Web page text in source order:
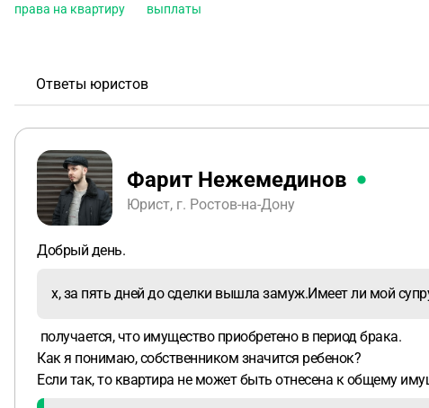
права на квартиру выплаты
Ответы юристов
Фарит Нежемединов
Юрист, г. Ростов-на-Дону
Добрый день.
х, за пять дней до сделки вышла замуж.Имеет ли мой
получается, что имущество приобретено в период брака.
Как я понимаю, собственником значится ребенок?
Если так, то квартира не может быть отнесена к общему